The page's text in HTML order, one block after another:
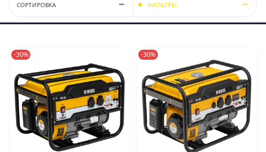
СОРТИРОВКА ФИЛЬТРЫ
-30% -30%